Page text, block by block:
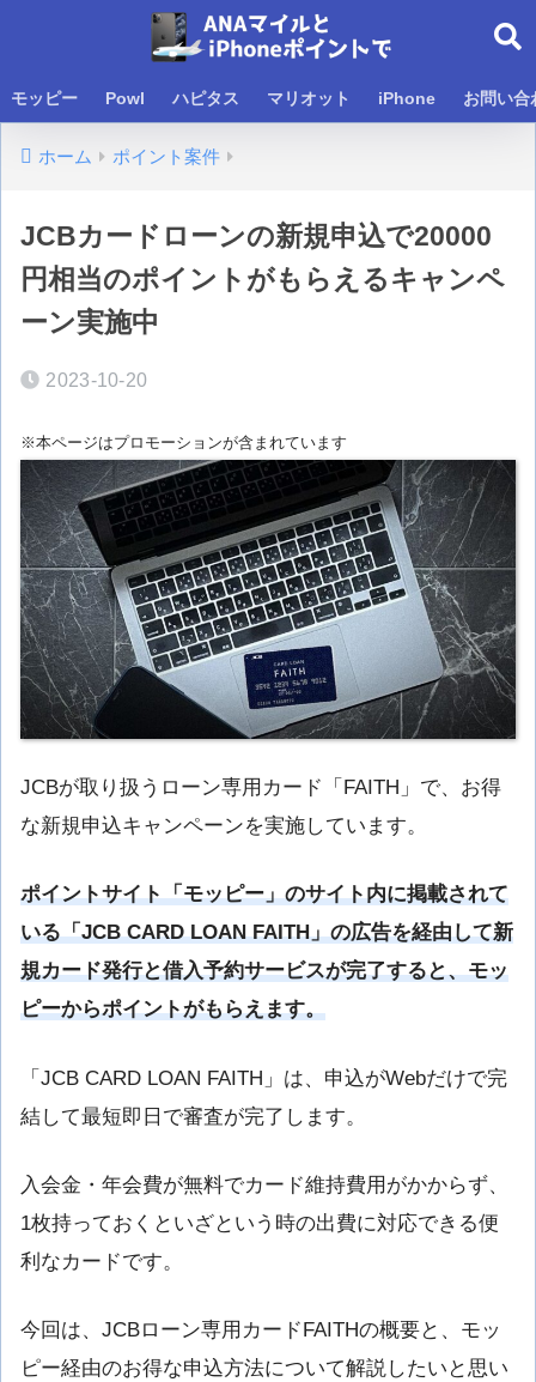
モッピー Powl ハピタス マリオット iPhone お問い合
ホーム ポイント案件
JCBカードローンの新規申込で20000
円相当のポイントがもらえるキャンペ
ーン実施中
2023-10-20
※本ページはプロモーションが含まれています
JCBが取り扱うローン専用カード「FAITH」で、お得
な新規申込キャンペーンを実施しています。
ポイントサイト「モッピー」のサイト内に掲載されて
いる「JCB CARD LOAN FAITH」の広告を経由して新
規カード発行と借入予約サービスが完了すると、モッ
ピーからポイントがもらえます。
「JCB CARD LOAN FAITH」は、申込がWebだけで完
結して最短即日で審査が完了します。
入会金・年会費が無料でカード維持費用がかからず、
1枚持っておくといざという時の出費に対応できる便
利なカードです。
今回は、JCBローン専用カードFAITHの概要と、モッ
ピー経由のお得な申込方法について解説したいと思い